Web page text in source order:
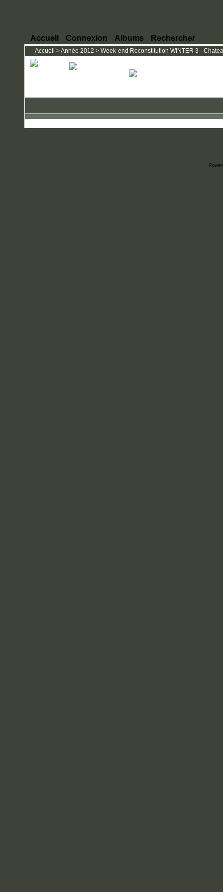
Accueil Connexion Albums Rechercher
Accueil >Année 2012 > Week-end Reconstitution WINTER 3 -